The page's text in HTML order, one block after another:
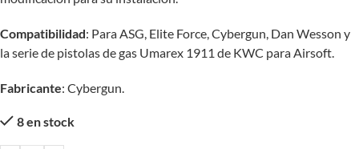
Compatibilidad: Para ASG, Elite Force, Cybergun, Dan Wesson y
la serie de pistolas de gas Umarex 1911 de KWC para Airsoft.
Fabricante: Cybergun.
8 en stock